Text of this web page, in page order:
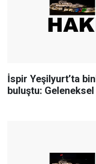
İspir Yeşilyurt’ta
buluştu: